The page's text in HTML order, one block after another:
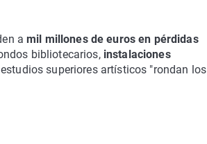
amil millones de euros en pérdidas
bibliotecarios, instalaciones
superiores artísticos "rondan los